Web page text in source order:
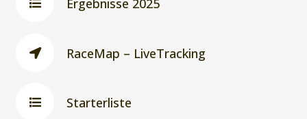
Ergebnisse 2025
RaceMap – LiveTracking
Starterliste